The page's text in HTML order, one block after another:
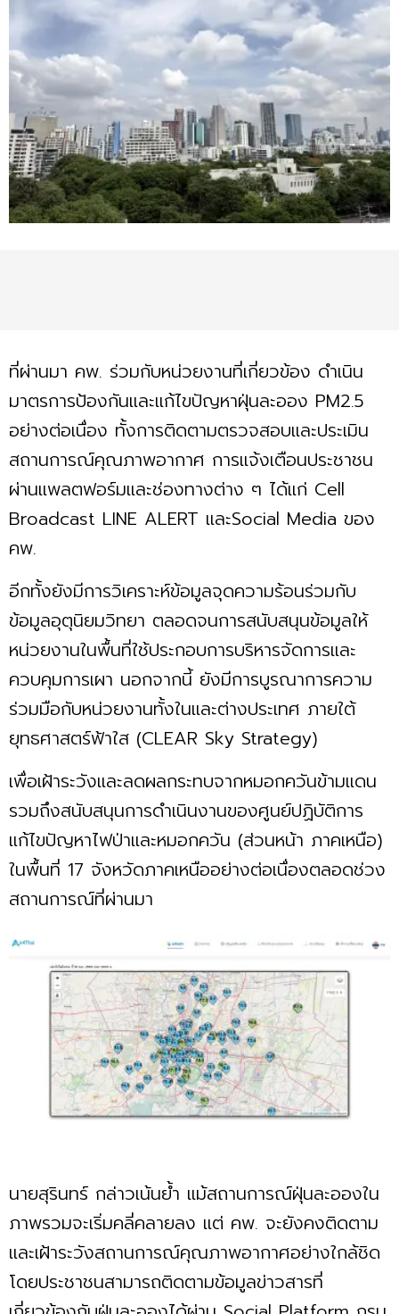
ที่ผ่านมา คพ. ร่วมกับหน่วยงานที่เกี่ยวข้อง ดำเนิน
มาตรการป้องกันและแก้ไขปัญหาฝุ่นละออง PM2.5
อย่างต่อเนื่อง ทั้งการติดตามตรวจสอบและประเมิน
สถานการณ์คุณภาพอากาศ การแจ้งเตือนประชาชน
ผ่านแพลตฟอร์มและช่องทางต่าง ๆ ได้แก่ Cell
Broadcast LINE ALERT และSocial Media ของ
คพ.
อีกทั้งยังมีการวิเคราะห์ข้อมูลจุดความร้อนร่วมกับ
ข้อมูลอุตุนิยมวิทยา ตลอดจนการสนับสนุนข้อมูลให้
หน่วยงานในพื้นที่ใช้ประกอบการบริหารจัดการและ
ควบคุมการเผา นอกจากนี้ ยังมีการบูรณาการความ
ร่วมมือกับหน่วยงานทั้งในและต่างประเทศ ภายใต้
ยุทธศาสตร์ฟ้าใส (CLEAR Sky Strategy)
เพื่อเฝ้าระวังและลดผลกระทบจากหมอกควันข้ามแดน
รวมถึงสนับสนุนการดำเนินงานของศูนย์ปฏิบัติการ
แก้ไขปัญหาไฟป่าและหมอกควัน (ส่วนหน้า ภาคเหนือ)
ในพื้นที่ 17 จังหวัดภาคเหนืออย่างต่อเนื่องตลอดช่วง
สถานการณ์ที่ผ่านมา
นายสุรินทร์ กล่าวเน้นย้ำ แม้สถานการณ์ฝุ่นละอองใน
ภาพรวมจะเริ่มคลี่คลายลง แต่ คพ. จะยังคงติดตาม
และเฝ้าระวังสถานการณ์คุณภาพอากาศอย่างใกล้ชิด
โดยประชาชนสามารถติดตามข้อมูลข่าวสารที่